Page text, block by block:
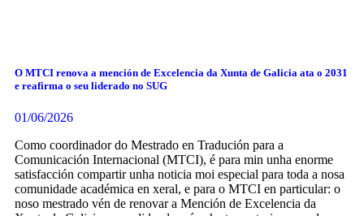
O MTCI renova a mención de Excelencia da Xunta de Galicia ata o 2031
e reafirma o seu liderado no SUG
01/06/2026
Como coordinador do Mestrado en Tradución para a
Comunicación Internacional (MTCI), é para min unha enorme
satisfacción compartir unha noticia moi especial para toda a nosa
comunidade académica en xeral, e para o MTCI en particular: o
noso mestrado vén de renovar a Mención de Excelencia da